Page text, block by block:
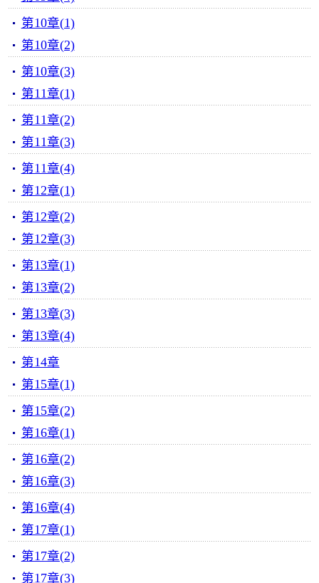
第10章(1)
第10章(2)
第10章(3)
第11章(1)
第11章(2)
第11章(3)
第11章(4)
第12章(1)
第12章(2)
第12章(3)
第13章(1)
第13章(2)
第13章(3)
第13章(4)
第14章
第15章(1)
第15章(2)
第16章(1)
第16章(2)
第16章(3)
第16章(4)
第17章(1)
第17章(2)
第17章(3)